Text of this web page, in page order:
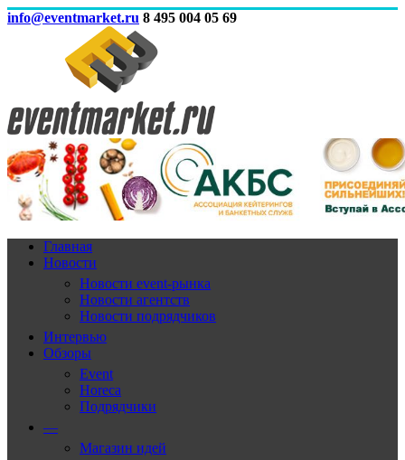
info@eventmarket.ru 8 495 004 05 69
Главная
Новости
Новости event-рынка
Новости агентств
Новости подрядчиков
Интервью
Обзоры
Event
Horeca
Подрядчики
—
Магазин идей